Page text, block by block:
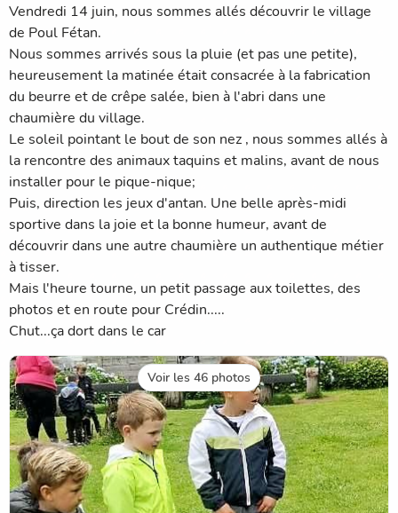
Vendredi 14 juin, nous sommes allés découvrir le village
de Poul Fétan.
Nous sommes arrivés sous la pluie (et pas une petite),
heureusement la matinée était consacrée à la fabrication
du beurre et de crêpe salée, bien à l'abri dans une
chaumière du village.
Le soleil pointant le bout de son nez , nous sommes allés à
la rencontre des animaux taquins et malins, avant de nous
installer pour le pique-nique;
Puis, direction les jeux d'antan. Une belle après-midi
sportive dans la joie et la bonne humeur, avant de
découvrir dans une autre chaumière un authentique métier
à tisser.
Mais l'heure tourne, un petit passage aux toilettes, des
photos et en route pour Crédin.....
Chut...ça dort dans le car
Voir les 46 photos